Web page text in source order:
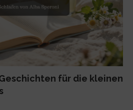
für die kleinen